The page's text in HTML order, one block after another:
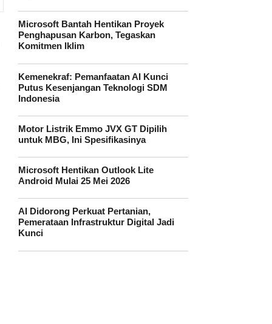
Microsoft Bantah Hentikan Proyek
Penghapusan Karbon, Tegaskan
Komitmen Iklim
Kemenekraf: Pemanfaatan AI Kunci
Putus Kesenjangan Teknologi SDM
Indonesia
Motor Listrik Emmo JVX GT Dipilih
untuk MBG, Ini Spesifikasinya
Microsoft Hentikan Outlook Lite
Android Mulai 25 Mei 2026
AI Didorong Perkuat Pertanian,
Pemerataan Infrastruktur Digital Jadi
Kunci